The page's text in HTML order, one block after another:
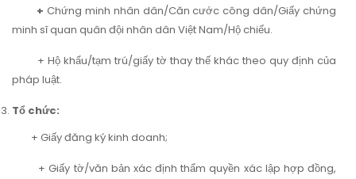
+ Chứng minh nhân dân/Căn cước công dân/Giấy chứng
minh sĩ quan quân đội nhân dân Việt Nam/Hộ chiếu.
+ Hộ khẩu/tạm trú/giấy tờ thay thế khác theo quy định của
pháp luật.
Tổ chức:
+ Giấy đăng ký kinh doanh;
+ Giấy tờ/văn bản xác định thẩm quyền xác lập hợp đồng,